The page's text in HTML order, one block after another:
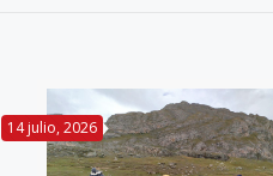
14 julio, 2026